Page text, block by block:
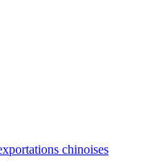
chinoises